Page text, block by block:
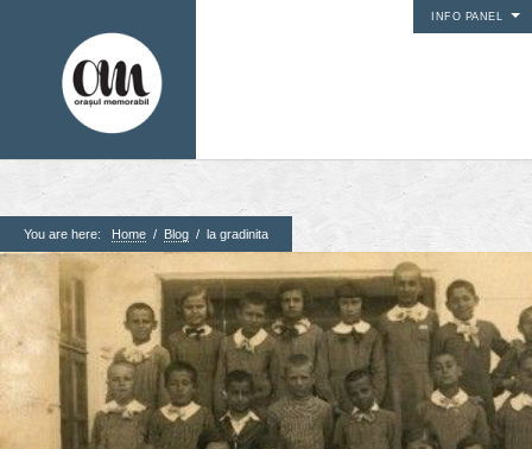
INFO PANEL
1. Pagini
Contact
Contribuie si tu
Despre proiect
Din arhiva orasului
You are here: Home / Blog / la gradinita